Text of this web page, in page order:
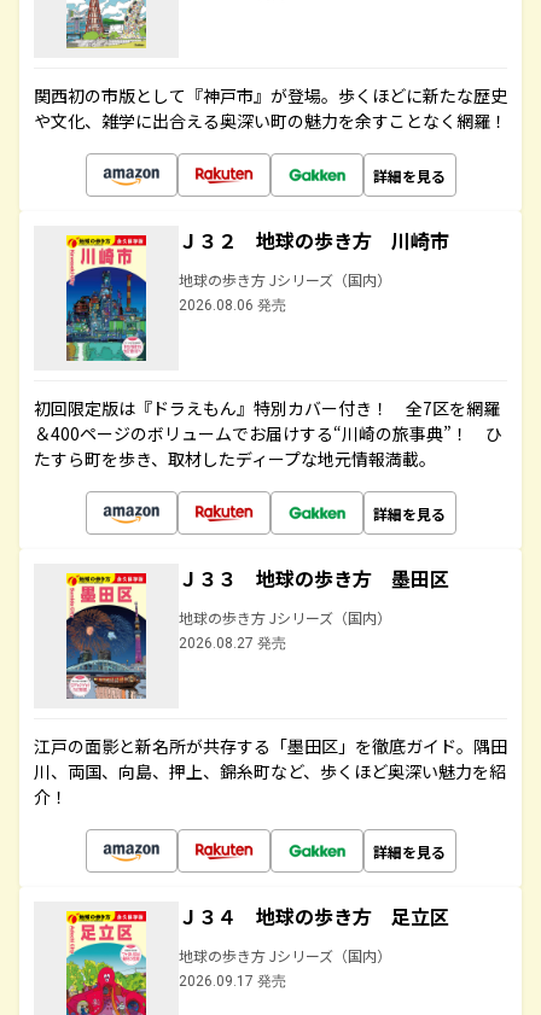
関西初の市版として『神戸市』が登場。歩くほどに新たな歴史
や文化、雑学に出合える奥深い町の魅力を余すことなく網羅！
詳細を見る
Ｊ３２ 地球の歩き方 川崎市
地球の歩き方 Jシリーズ（国内）
2026.08.06 発売
初回限定版は『ドラえもん』特別カバー付き！ 全7区を網羅
＆400ページのボリュームでお届けする“川崎の旅事典”！ ひ
たすら町を歩き、取材したディープな地元情報満載。
詳細を見る
Ｊ３３ 地球の歩き方 墨田区
地球の歩き方 Jシリーズ（国内）
2026.08.27 発売
江戸の面影と新名所が共存する「墨田区」を徹底ガイド。隅田
川、両国、向島、押上、錦糸町など、歩くほど奥深い魅力を紹
介！
詳細を見る
Ｊ３４ 地球の歩き方 足立区
地球の歩き方 Jシリーズ（国内）
2026.09.17 発売